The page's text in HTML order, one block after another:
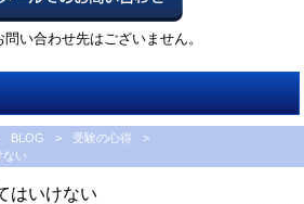
い合わせ先はございません。
BLOG > 受験の心得
>
ない
はいけない